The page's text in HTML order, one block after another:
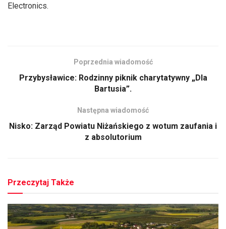
Electronics.
Poprzednia wiadomość
Przybysławice: Rodzinny piknik charytatywny „Dla
Bartusia”.
Następna wiadomość
Nisko: Zarząd Powiatu Niżańskiego z wotum zaufania i
z absolutorium
Przeczytaj Także